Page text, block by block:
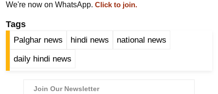
ज
ग
ऑ
We're now on WhatsApp. Click to join.
Tags
Palghar news hindi news national news
daily hindi news